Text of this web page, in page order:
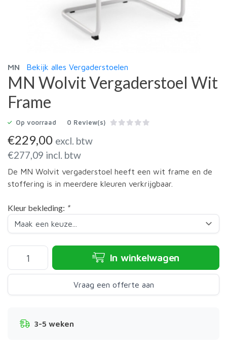
MN Bekijk alles Vergaderstoelen
MN Wolvit Vergaderstoel Wit
Frame
Op voorraad 0 Review(s)
€229,00 excl. btw
€277,09 incl. btw
De MN Wolvit vergaderstoel heeft een wit frame en de
stoffering is in meerdere kleuren verkrijgbaar.
Kleur bekleding: *
In winkelwagen
Vraag een offerte aan
3-5 weken